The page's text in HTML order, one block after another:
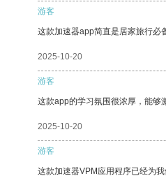
游客
这款加速器app简直是居家旅行必
2025-10-20
游客
这款app的学习氛围很浓厚，能够
2025-10-20
游客
这款加速器VPM应用程序已经为